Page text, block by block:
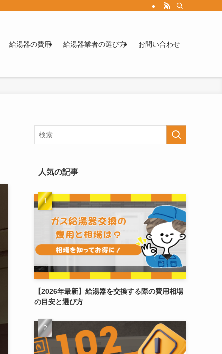
給湯器の費用 給湯器業者の選び方 お問い合わせ
人気の記事
【2026年最新】給湯器を交換する際の費用相場
の目安と選び方